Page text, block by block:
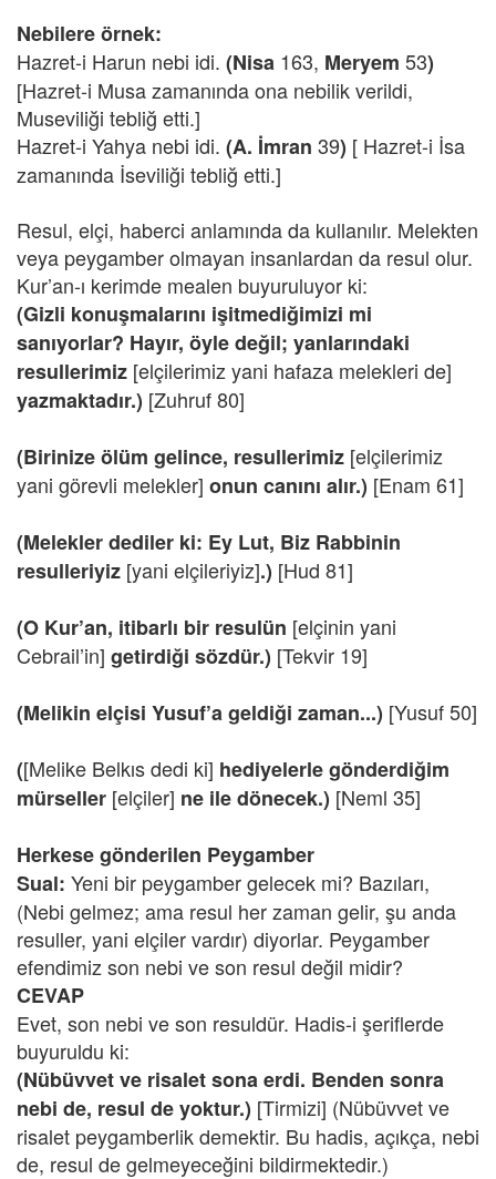
Nebilere örnek:
Hazret-i Harun nebi idi. (Nisa 163, Meryem 53)
[Hazret-i Musa zamanında ona nebilik verildi,
Museviliği tebliğ etti.]
Hazret-i Yahya nebi idi. (A. İmran 39) [ Hazret-i İsa
zamanında İseviliği tebliğ etti.]
Resul, elçi, haberci anlamında da kullanılır. Melekten
veya peygamber olmayan insanlardan da resul olur.
Kur’an-ı kerimde mealen buyuruluyor ki:
(Gizli konuşmalarını işitmediğimizi mi
sanıyorlar? Hayır, öyle değil; yanlarındaki
resullerimiz [elçilerimiz yani hafaza melekleri de]
yazmaktadır.) [Zuhruf 80]
(Birinize ölüm gelince, resullerimiz [elçilerimiz
yani görevli melekler] onun canını alır.) [Enam 61]
(Melekler dediler ki: Ey Lut, Biz Rabbinin
resulleriyiz [yani elçileriyiz].) [Hud 81]
(O Kur’an, itibarlı bir resulün [elçinin yani
Cebrail’in] getirdiği sözdür.) [Tekvir 19]
(Melikin elçisi Yusuf’a geldiği zaman...) [Yusuf 50]
([Melike Belkıs dedi ki] hediyelerle gönderdiğim
mürseller [elçiler] ne ile dönecek.) [Neml 35]
Herkese gönderilen Peygamber
Sual: Yeni bir peygamber gelecek mi? Bazıları,
(Nebi gelmez; ama resul her zaman gelir, şu anda
resuller, yani elçiler vardır) diyorlar. Peygamber
efendimiz son nebi ve son resul değil midir?
CEVAP
Evet, son nebi ve son resuldür. Hadis-i şeriflerde
buyuruldu ki:
(Nübüvvet ve risalet sona erdi. Benden sonra
nebi de, resul de yoktur.) [Tirmizi] (Nübüvvet ve
risalet peygamberlik demektir. Bu hadis, açıkça, nebi
de, resul de gelmeyeceğini bildirmektedir.)